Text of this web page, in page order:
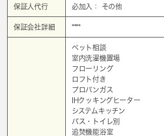
保証人代行 必加入： その他
保証会社詳細 ****
ペット相談
室内洗濯機置場
フローリング
ロフト付き
プロパンガス
IHクッキングヒーター
システムキッチン
バス・トイレ別
追焚機能浴室